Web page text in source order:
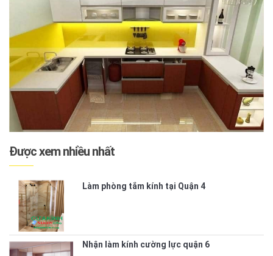
Được xem nhiều nhất
Làm phòng tắm kính tại Quận 4
Nhận làm kính cường lực quận 6